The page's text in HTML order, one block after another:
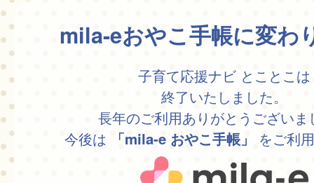
mila-eおやこ手帳に変わ
子育て応援ナビ とことこは
終了いたしました。
長年のご利用ありがとうございま
今後は
「mila-e おやこ手帳」 をご利